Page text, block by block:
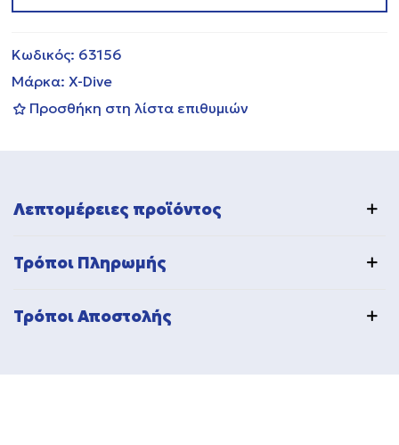
Κωδικός: 63156
Μάρκα: X-Dive
Προσθήκη στη λίστα επιθυμιών
Λεπτομέρειες προϊόντος
Τρόποι Πληρωμής
Τρόποι Αποστολής